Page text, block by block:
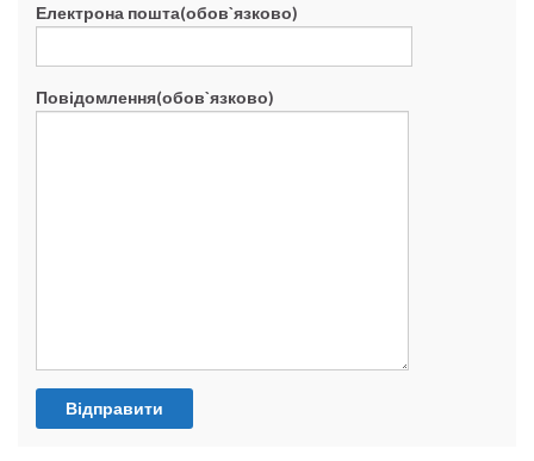
Електрона пошта(обов`язково)
Повідомлення(обов`язково)